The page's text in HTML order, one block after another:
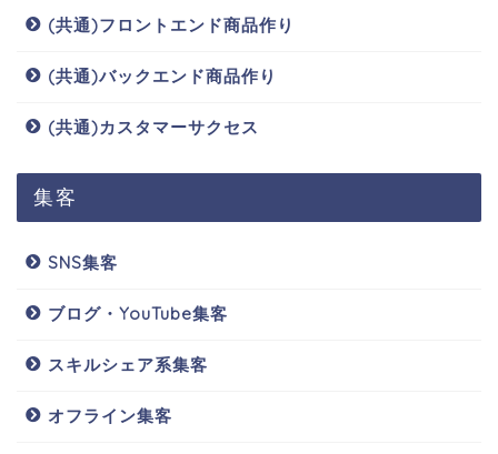
(共通)フロントエンド商品作り
(共通)バックエンド商品作り
(共通)カスタマーサクセス
集客
SNS集客
ブログ・YouTube集客
スキルシェア系集客
オフライン集客